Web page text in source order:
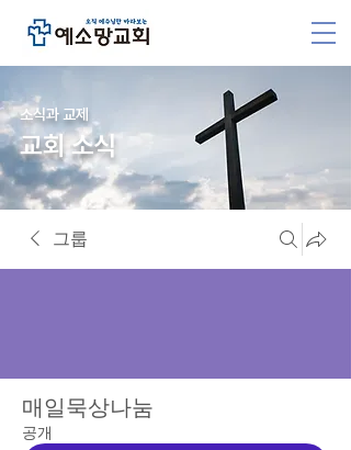
소식과 교제
교회 소식
그룹
매일묵상나눔
공개